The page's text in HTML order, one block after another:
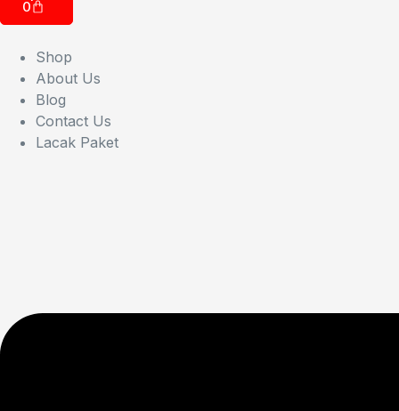
0
Shop
About Us
Blog
Contact Us
Lacak Paket